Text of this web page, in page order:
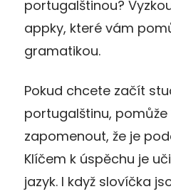
portugalštinou?
appky, které vám
gramatikou.
Pokud chcete začít
portugalštinu,
zapomenout, že je
Klíčem k úspěchu je
jazyk. I když slovíčka